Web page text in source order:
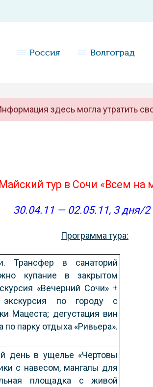
Россия Волгоград
здесь могла утратить
Майский тур в Сочи «Всем на
30.04.11 — 02.05.11, 3 дня/2
Программа тура:
Трансфер в санаторий
купание в закрытом
«Вечерний Сочи» +
экскурсия по городу с
Мацеста; дегустация вин
по парку отдыха «Ривьера».
день в ущелье «Чертовы
с навесом, мангалы для
площадка
с живой